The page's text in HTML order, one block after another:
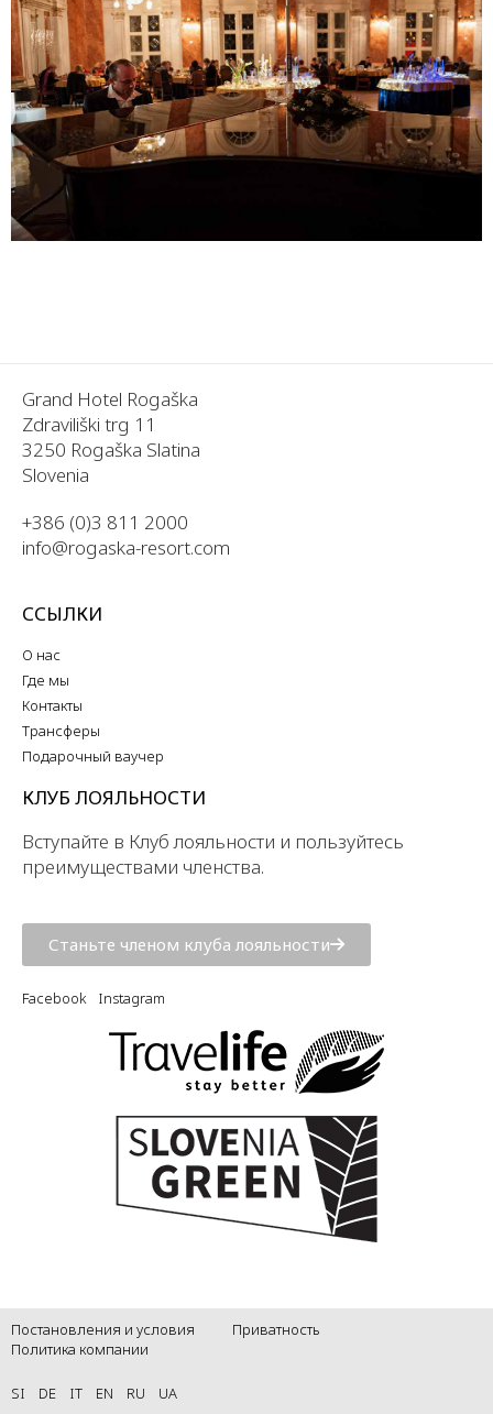
Grand Hotel Rogaška
Zdraviliški trg 11
3250 Rogaška Slatina
Slovenia
+386 (0)3 811 2000
info@rogaska-resort.com
ССЫЛКИ
О нас
Где мы
Контакты
Трансферы
Подарочный ваучер
КЛУБ ЛОЯЛЬНОСТИ
Вступайте в Клуб лояльности и пользуйтесь
преимуществами членства.
Станьте членом клуба лояльности
Facebook Instagram
Постановления и условия
Приватность
Политика компании
SI DE IT EN RU UA